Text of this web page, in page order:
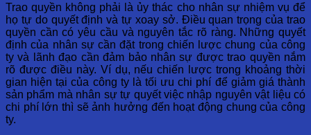
Trao quyền không phải là ủy thác cho nhân sự nhiệm vụ để
họ tự do quyết định và tự xoay sở. Điều quan trọng của trao
quyền cần có yêu cầu và nguyên tắc rõ ràng. Những quyết
định của nhân sự cần đặt trong chiến lược chung của công
ty và lãnh đạo cần đảm bảo nhân sự được trao quyền nắm
rõ được điều này. Ví dụ, nếu chiến lược trong khoảng thời
gian hiện tại của công ty là tối ưu chi phí để giảm giá thành
sản phẩm mà nhân sự tự quyết việc nhập nguyên vật liệu có
chi phí lớn thì sẽ ảnh hưởng đến hoạt động chung của công
ty.